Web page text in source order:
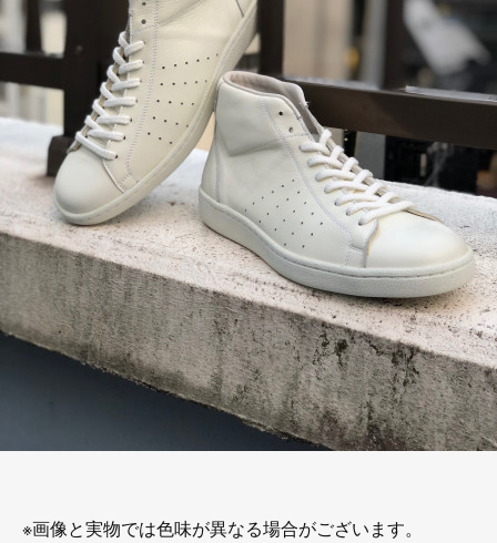
※画像と実物では色味が異なる場合がございます。